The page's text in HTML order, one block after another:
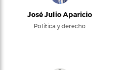
José Julio Aparicio
Política y derecho